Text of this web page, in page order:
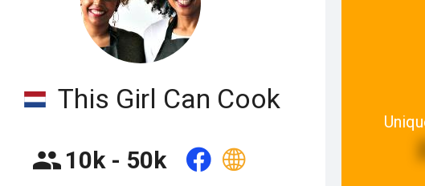
This Girl Can Cook
10k - 50k